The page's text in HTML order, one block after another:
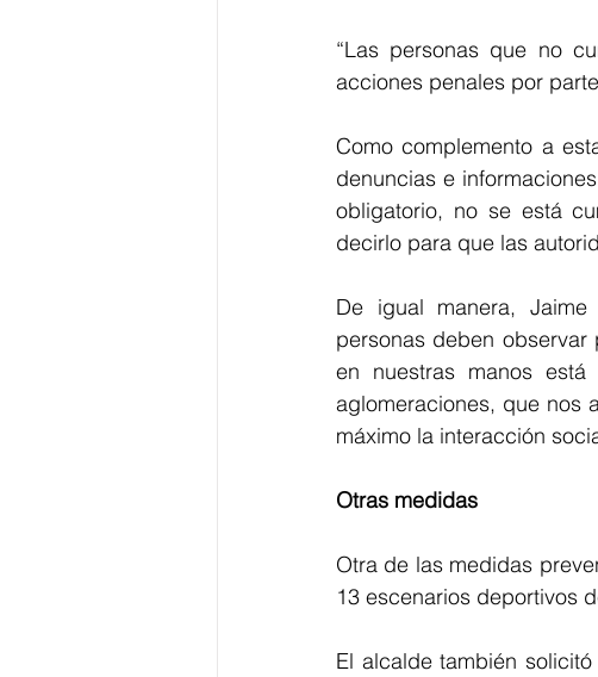
“Las personas que no
acciones penales por
Como complemento a
denuncias e
obligatorio, no se está
decirlo para que las
De igual manera,
personas deben
en nuestras manos
aglomeraciones, que nos
máximo la interacción
Otras medidas
Otra de las medidas
13 escenarios deportivos
El alcalde también